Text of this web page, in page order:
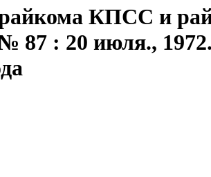
КПСС и
87 : 20 июля.,